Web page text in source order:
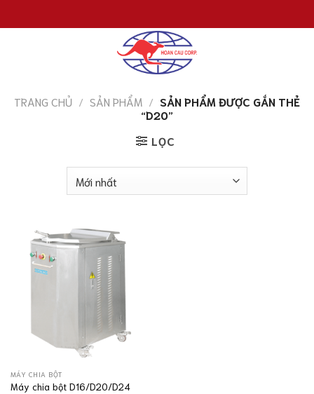
đến
TRANG CHỦ / SẢN PHẨM / SẢN PHẨM ĐƯỢC GẮN THẺ
“D20”
LỌC
MÁY CHIA BỘT
Máy chia bột D16/D20/D24